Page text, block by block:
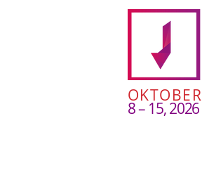
OKTOBER
8 – 15, 2026